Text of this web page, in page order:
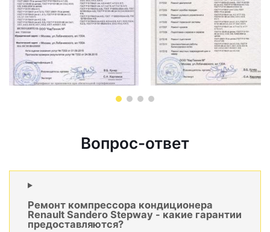
Вопрос-ответ
Ремонт компрессора кондиционера
Renault Sandero Stepway - какие гарантии
предоставляются?